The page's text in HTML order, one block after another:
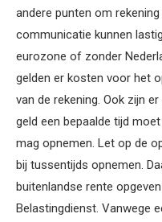
andere punten om
communicatie kunnen
eurozone of zonder
gelden er kosten voor het
van de rekening. Ook zijn
geld een bepaalde tijd
mag opnemen. Let op de
bij tussentijds opnemen.
buitenlandse rente
Belastingdienst. Vanwege